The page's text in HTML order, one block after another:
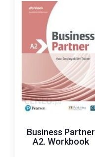
Business Partner
A2. Workbook